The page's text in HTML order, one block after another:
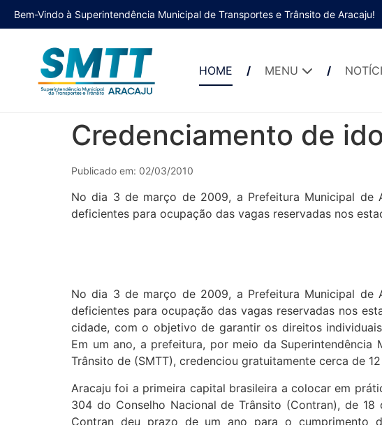
Bem-Vindo à Superintendência Municipal de Transportes e Trânsito de Aracaju!
HOME MENU
Credenciamento de
Publicado em: 02/03/2010
No dia 3 de março de 2009, a Prefeitura Municipal de
deficientes para ocupação das vagas reservadas nos
No dia 3 de março de 2009, a Prefeitura Municipal de
deficientes para ocupação das vagas reservadas nos
cidade, com o objetivo de garantir os direitos
Em um ano, a prefeitura, por meio da Superintendência
Trânsito de (SMTT), credenciou gratuitamente cerca de
Aracaju foi a primeira capital brasileira a colocar em
304 do Conselho Nacional de Trânsito (Contran), de
Contran deu prazo de um ano para o cumprimento